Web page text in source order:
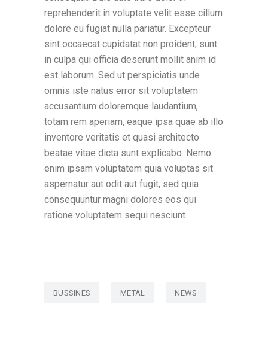
reprehenderit in voluptate velit esse cillum
dolore eu fugiat nulla pariatur. Excepteur
sint occaecat cupidatat non proident, sunt
in culpa qui officia deserunt mollit anim id
est laborum. Sed ut perspiciatis unde
omnis iste natus error sit voluptatem
accusantium doloremque laudantium,
totam rem aperiam, eaque ipsa quae ab illo
inventore veritatis et quasi architecto
beatae vitae dicta sunt explicabo. Nemo
enim ipsam voluptatem quia voluptas sit
aspernatur aut odit aut fugit, sed quia
consequuntur magni dolores eos qui
ratione voluptatem sequi nesciunt.
BUSSINES METAL NEWS